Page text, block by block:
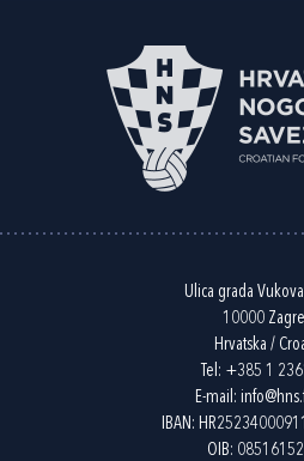
Ulica grada
10000
Hrvatska /
Tel: +385 1
E-mail:
IBAN:
OIB: